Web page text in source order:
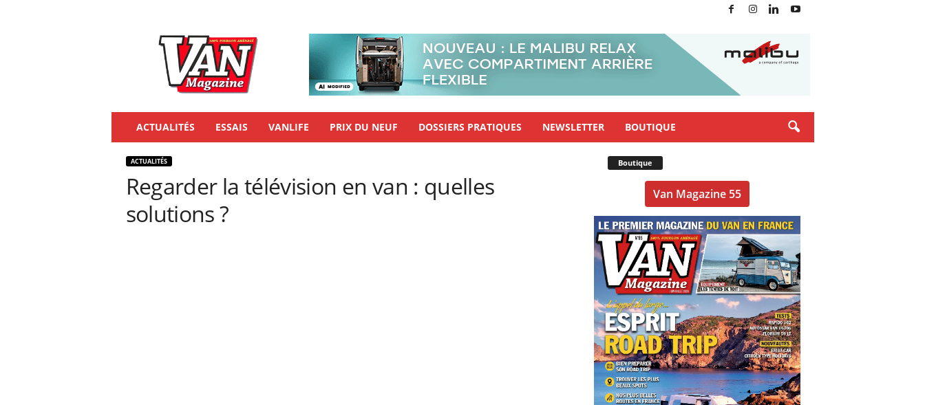
ACTUALITÉS ESSAIS VANLIFE PRIX DU NEUF DOSSIERS PRATIQUES NEWSLETTER BOUTIQUE
ACTUALITÉS
Regarder la télévision en van : quelles
solutions ?
Boutique
Van Magazine 55